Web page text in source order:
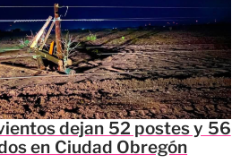
dejan 52 postes y 56
en Ciudad Obregón